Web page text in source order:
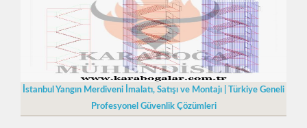
İstanbul Yangın Merdiveni İmalatı, Satışı ve Montajı | Türkiye Geneli
Profesyonel Güvenlik Çözümleri